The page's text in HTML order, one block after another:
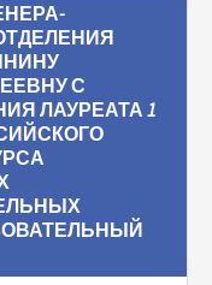
С
ЛАУРЕАТА 1